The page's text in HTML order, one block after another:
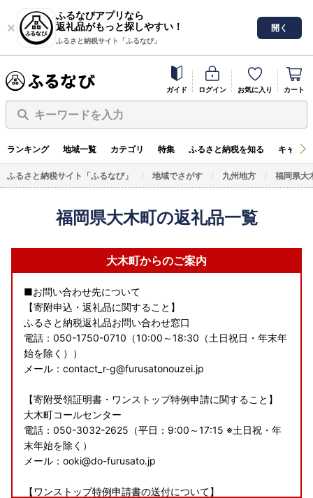
ふるなびアプリなら
返礼品がもっと探しやすい！
ふるさと納税サイト「ふるなび」
開く
ガイド ログイン お気に入り カート
キーワードを入力
ランキング 地域一覧 カテゴリ 特集 ふるさと納税を知る キャン
ふるさと納税サイト「ふるなび」 地域でさがす 九州地方 福岡県大
福岡県大木町の返礼品一覧
大木町からのご案内
■お問い合わせ先について
【寄附申込・返礼品に関すること】
ふるさと納税返礼品お問い合わせ窓口
電話：050-1750-0710（10:00～18:30（土日祝日・年末年
始を除く））
メール：contact_r-g@furusatonouzei.jp
【寄附受領証明書・ワンストップ特例申請に関すること】
大木町コールセンター
電話：050-3032-2625（平日：9:00～17:15 ※土日祝・年
末年始を除く）
メール：ooki@do-furusato.jp
【ワンストップ特例申請書の送付について】